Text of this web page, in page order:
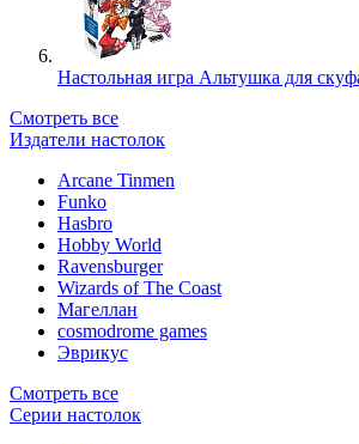
Настольная игра Альтушка для
Смотреть все
Издатели настолок
Arcane Tinmen
Funko
Hasbro
Hobby World
Ravensburger
Wizards of The Coast
Магеллан
сosmodrome games
Эврикус
Смотреть все
Серии настолок